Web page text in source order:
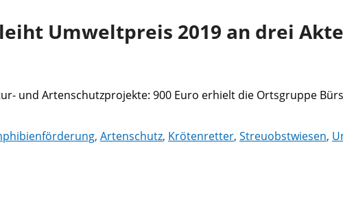
Umweltpreis 2019 an drei
und Artenschutzprojekte: 900 Euro erhielt die Ortsgruppe
, Artenschutz, Krötenretter, Streuobstwiesen,